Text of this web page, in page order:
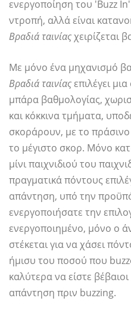
ενεργοποίηση του 'Buzz In'
ντροπή, αλλά είναι
Βραδιά ταινίαςχειρίζεται
Με μόνο ένα μηχανισμό
Βραδιά ταινίαςεπιλέγει
μπάρα βαθμολογίας,
και κόκκινα τμήματα,
σκοράρουν, με το
το μέγιστο σκορ. Μόνο
μίνι παιχνιδιού του
πραγματικά πόντους
απάντηση, υπό την
ενεργοποιήσατε την
ενεργοποιημένο, μόνο ο
στέκεται για να χάσει
ήμισυ του ποσού που
καλύτερα να είστε
απάντηση πριν buzzing.